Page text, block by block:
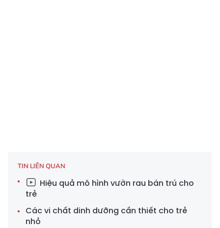
TIN LIÊN QUAN
Hiệu quả mô hình vườn rau bán trú cho
trẻ
Các vi chất dinh dưỡng cần thiết cho trẻ
nhỏ